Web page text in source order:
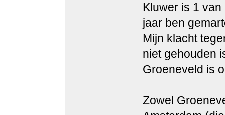
Kluwer is 1
jaar ben
Mijn klacht
niet gehouden
Groeneveld is
Zowel